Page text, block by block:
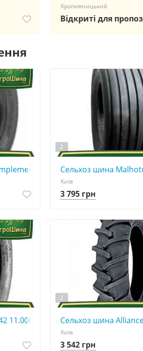
Кропивницький
Відкриті для
I-1 9.50R15
2
Сельхоз шина
Київ
3 795 грн
11.00R15
2
Сельхоз шина
Київ
3 542 грн